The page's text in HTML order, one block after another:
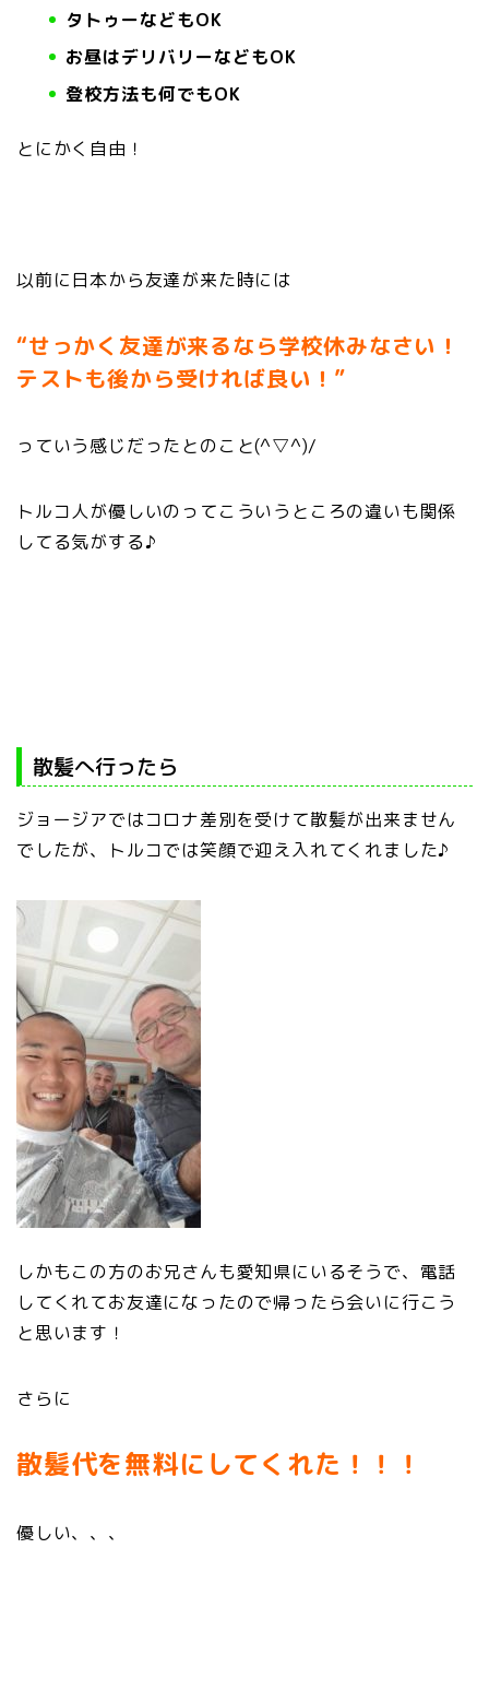
タトゥーなどもOK
お昼はデリバリーなどもOK
登校方法も何でもOK
とにかく自由！
以前に日本から友達が来た時には
“せっかく友達が来るなら学校休みなさい！
テストも後から受ければ良い！”
っていう感じだったとのこと(^▽^)/
トルコ人が優しいのってこういうところの違いも関係
してる気がする♪
散髪へ行ったら
ジョージアではコロナ差別を受けて散髪が出来ません
でしたが、トルコでは笑顔で迎え入れてくれました♪
しかもこの方のお兄さんも愛知県にいるそうで、電話
してくれてお友達になったので帰ったら会いに行こう
と思います！
さらに
散髪代を無料にしてくれた！！！
優しい、、、